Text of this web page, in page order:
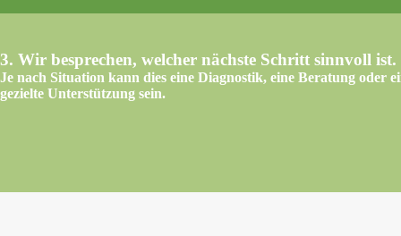
3. Wir besprechen, welcher nächste Schritt sinnvoll ist.
Je nach Situation kann dies eine Diagnostik, eine Beratung oder
gezielte Unterstützung sein.